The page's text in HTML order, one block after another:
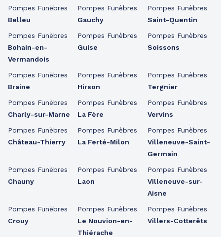
Pompes Funèbres
Belleu
Pompes Funèbres
Bohain-en-
Vermandois
Pompes Funèbres
Braine
Pompes Funèbres
Charly-sur-Marne
Pompes Funèbres
Château-Thierry
Pompes Funèbres
Chauny
Pompes Funèbres
Crouy
Pompes Funèbres
Gauchy
Pompes Funèbres
Guise
Pompes Funèbres
Hirson
Pompes Funèbres
La Fère
Pompes Funèbres
La Ferté-Milon
Pompes Funèbres
Laon
Pompes Funèbres
Le Nouvion-en-
Thiérache
Pompes Funèbres
Saint-Quentin
Pompes Funèbres
Soissons
Pompes Funèbres
Tergnier
Pompes Funèbres
Vervins
Pompes Funèbres
Villeneuve-Saint-
Germain
Pompes Funèbres
Villeneuve-sur-
Aisne
Pompes Funèbres
Villers-Cotterêts